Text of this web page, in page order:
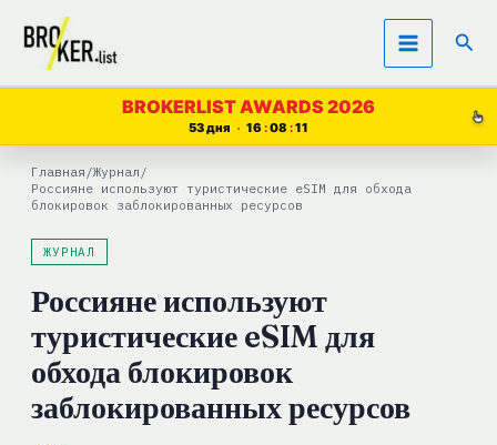
Перейти
содержимому
BROKERLIST AWARDS 2026
53 дня 16 08 10
Главная /Журнал /
Россияне используют туристические eSIM для обхода
блокировок заблокированных ресурсов
ЖУРНАЛ
Россияне используют
туристические eSIM для
обхода блокировок
заблокированных ресурсов